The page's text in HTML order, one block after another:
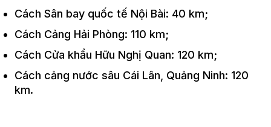
Cách Sân bay quốc tế Nội Bài: 40 km;
Cách Cảng Hải Phòng: 110 km;
Cách Cửa khẩu Hữu Nghị Quan: 120 km;
Cách cảng nước sâu Cái Lân, Quảng Ninh: 120
km.